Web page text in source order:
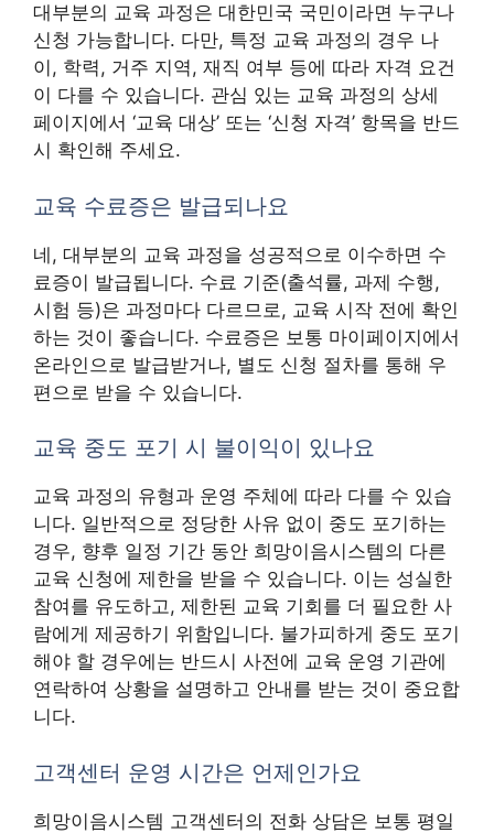
대부분의 교육 과정은 대한민국 국민이라면 누구나
신청 가능합니다. 다만, 특정 교육 과정의 경우 나
이, 학력, 거주 지역, 재직 여부 등에 따라 자격 요건
이 다를 수 있습니다. 관심 있는 교육 과정의 상세
페이지에서 ‘교육 대상’ 또는 ‘신청 자격’ 항목을 반드
시 확인해 주세요.
교육 수료증은 발급되나요
네, 대부분의 교육 과정을 성공적으로 이수하면 수
료증이 발급됩니다. 수료 기준(출석률, 과제 수행,
시험 등)은 과정마다 다르므로, 교육 시작 전에 확인
하는 것이 좋습니다. 수료증은 보통 마이페이지에서
온라인으로 발급받거나, 별도 신청 절차를 통해 우
편으로 받을 수 있습니다.
교육 중도 포기 시 불이익이 있나요
교육 과정의 유형과 운영 주체에 따라 다를 수 있습
니다. 일반적으로 정당한 사유 없이 중도 포기하는
경우, 향후 일정 기간 동안 희망이음시스템의 다른
교육 신청에 제한을 받을 수 있습니다. 이는 성실한
참여를 유도하고, 제한된 교육 기회를 더 필요한 사
람에게 제공하기 위함입니다. 불가피하게 중도 포기
해야 할 경우에는 반드시 사전에 교육 운영 기관에
연락하여 상황을 설명하고 안내를 받는 것이 중요합
니다.
고객센터 운영 시간은 언제인가요
희망이음시스템 고객센터의 전화 상담은 보통 평일